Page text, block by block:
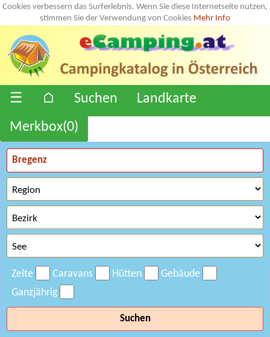
Cookies verbessern das Surferlebnis. Wenn Sie diese Internetseite nutzen,
stimmen Sie der Verwendung von Cookies Mehr Info
☰ ⌂ Suchen
Landkarte
Merkbox(0)
Zelte Caravans Hütten
Gebäude
Ganzjährig
Suchen